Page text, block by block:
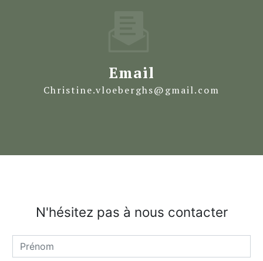
Email
christine.vloeberghs@gmail.com
N'hésitez pas à nous contacter